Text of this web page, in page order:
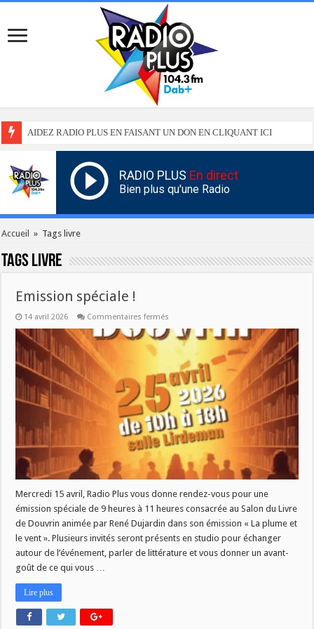
AIDEZ RADIO PLUS EN FAISANT UN DON EN CLIQUANT ICI
RADIO PLUS En direct
Bien plus qu'une Radio
Accueil » Tags livre
Tags livre
Emission spéciale !
14 avril 2026 Commentaires fermés
spéciale
Mercredi 15 avril, Radio Plus vous donne rendez-vous pour une
émission spéciale de 9 heures à 11 heures consacrée au Salon du Livre
de Douvrin animée par René Dujardin dans son émission « La plume et
le vent ». Plusieurs invités seront présents en studio pour échanger
autour de l’événement, parler de littérature et vous donner un avant-
goût de ce qui vous …
Lire plus